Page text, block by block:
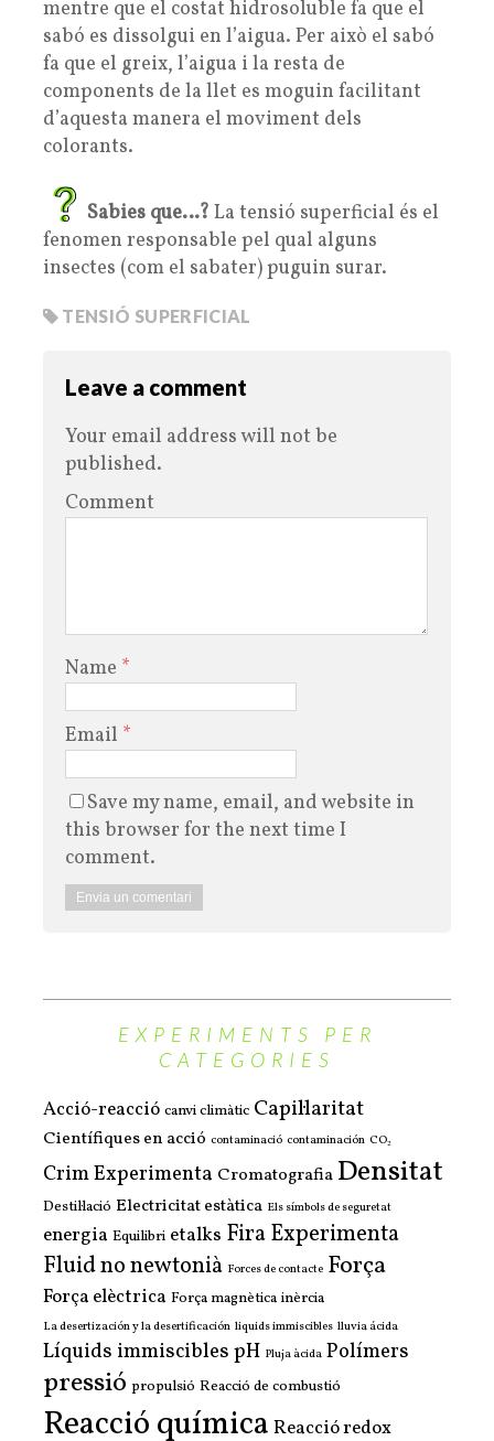
mentre que el costat hidrosoluble fa que el
sabó es dissolgui en l’aigua. Per això el sabó
fa que el greix, l’aigua i la resta de
components de la llet es moguin facilitant
d’aquesta manera el moviment dels
colorants.
Sabies que…? La tensió superficial és el
fenomen responsable pel qual alguns
insectes (com el sabater) puguin surar.
TENSIÓ SUPERFICIAL
Leave a comment
Your email address will not be
published.
Comment
Name *
Email *
Save my name, email, and website in
this browser for the next time I
comment.
EXPERIMENTS PER
CATEGORIES
Acció-reacció canvi climàtic Capil·laritat
Científiques en acció contaminació contaminación CO₂
Crim Experimenta Cromatografia Densitat
Destil·lació Electricitat estàtica Els símbols de seguretat
energia Equilibri etalks Fira Experimenta
Fluid no newtonià Forces de contacte Força
Força elèctrica Força magnètica inèrcia
La desertización y la desertificación liquids immiscibles lluvia ácida
Líquids immisciblespH Pluja àcida Polímers
pressió propulsió Reacció de combustió
Reacció química Reacció redox